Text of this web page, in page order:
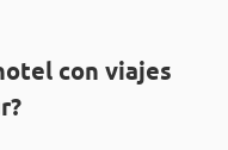
con viajes